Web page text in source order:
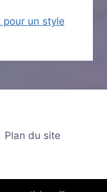
pour un style
Plan du site